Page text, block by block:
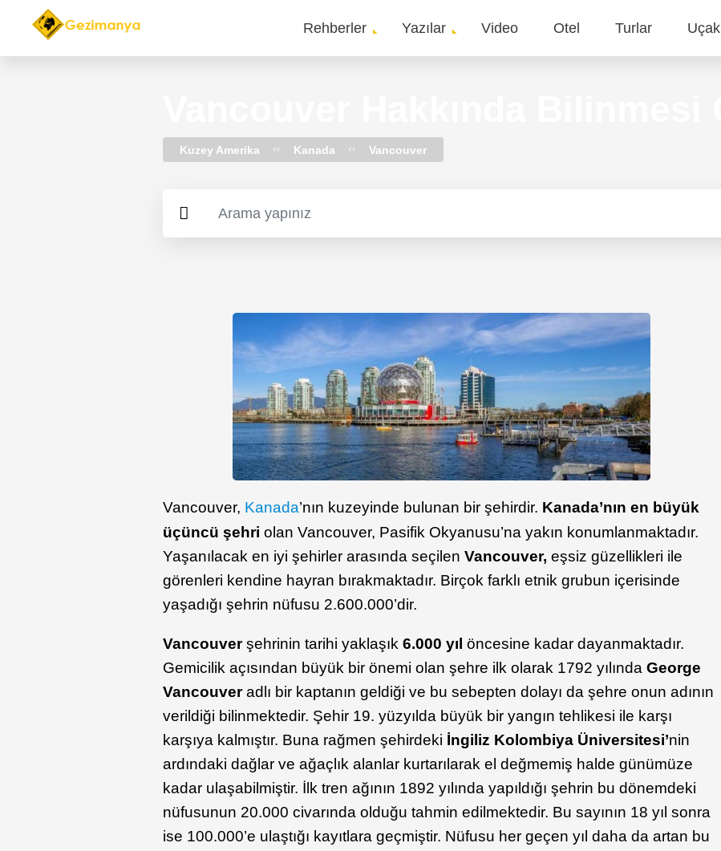
Main
Rehberler Yazılar Video Otel Turlar Uçak
Kuzey Amerika Kanada Vancouver
Vancouver, Kanada’nın kuzeyinde bulunan bir şehirdir. Kanada’nın en büyük
üçüncü şehri olan Vancouver, Pasifik Okyanusu’na yakın konumlanmaktadır.
Yaşanılacak en iyi şehirler arasında seçilenVancouver, eşsiz güzellikleri ile
görenleri kendine hayran bırakmaktadır. Birçok farklı etnik grubun içerisinde
yaşadığı şehrin nüfusu 2.600.000’dir.
Vancouverşehrinin tarihi yaklaşık6.000 yılöncesine kadar dayanmaktadır.
Gemicilik açısından büyük bir önemi olan şehre ilk olarak 1792 yılındaGeorge
Vancouveradlı bir kaptanın geldiği ve bu sebepten dolayı da şehre onun adının
verildiği bilinmektedir. Şehir 19. yüzyılda büyük bir yangın tehlikesi ile karşı
karşıya kalmıştır. Buna rağmen şehirdeki İngiliz Kolombiya Üniversitesi’nin
ardındaki dağlar ve ağaçlık alanlar kurtarılarak el değmemiş halde günümüze
kadar ulaşabilmiştir. İlk tren ağının 1892 yılında yapıldığı şehrin bu dönemdeki
nüfusunun 20.000 civarında olduğu tahmin edilmektedir. Bu sayının 18 yıl sonra
ise 100.000’e ulaştığı kayıtlara geçmiştir. Nüfusu her geçen yıl daha da artan bu